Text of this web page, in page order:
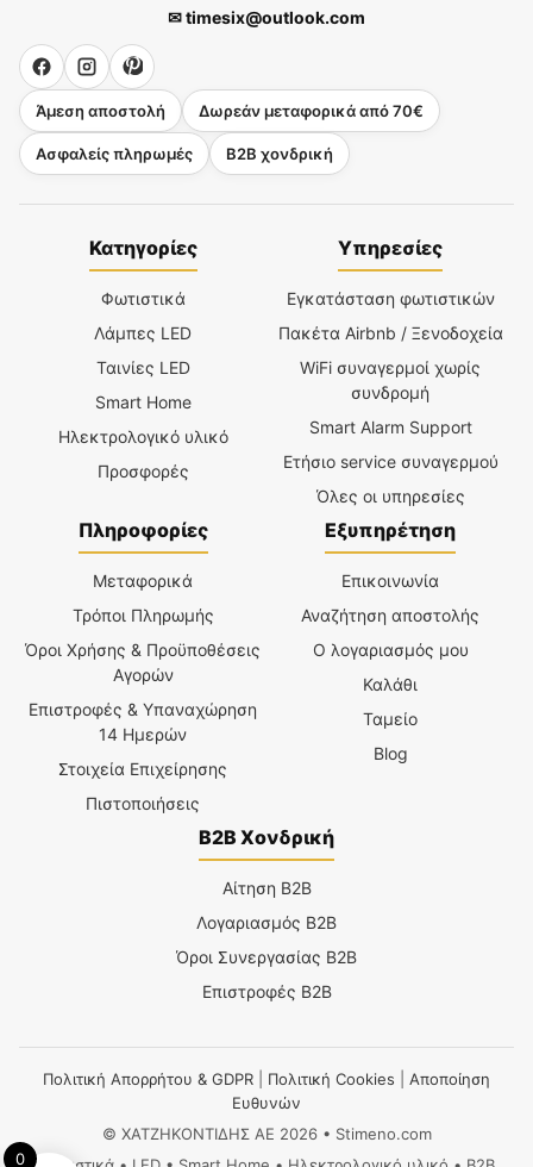
✉ timesix@outlook.com
Άμεση αποστολή Δωρεάν μεταφορικά από 70€
Ασφαλείς πληρωμές B2B χονδρική
Κατηγορίες
Φωτιστικά
Λάμπες LED
Ταινίες LED
Smart Home
Ηλεκτρολογικό υλικό
Προσφορές
Υπηρεσίες
Εγκατάσταση φωτιστικών
Πακέτα Airbnb / Ξενοδοχεία
WiFi συναγερμοί χωρίς
συνδρομή
Smart Alarm Support
Ετήσιο service συναγερμού
Όλες οι υπηρεσίες
Πληροφορίες
Μεταφορικά
Τρόποι Πληρωμής
Όροι Χρήσης & Προϋποθέσεις
Αγορών
Επιστροφές & Υπαναχώρηση
14 Ημερών
Στοιχεία Επιχείρησης
Πιστοποιήσεις
Εξυπηρέτηση
Επικοινωνία
Αναζήτηση αποστολής
Ο λογαριασμός μου
Καλάθι
Ταμείο
Blog
B2B Χονδρική
Αίτηση B2B
Λογαριασμός B2B
Όροι Συνεργασίας B2B
Επιστροφές B2B
Πολιτική Απορρήτου & GDPR Πολιτική Cookies
Αποποίηση
Ευθυνών
© ΧΑΤΖΗΚΟΝΤΙΔΗΣ ΑΕ 2026 • Stimeno.com
0